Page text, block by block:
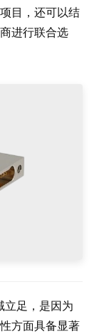
目，还可以结
进行联合选
立足，是因为
方面具备显著